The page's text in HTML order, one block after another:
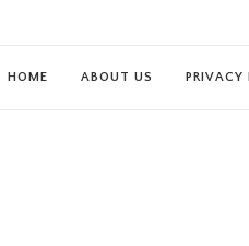
HOME ABOUT US PRIVACY